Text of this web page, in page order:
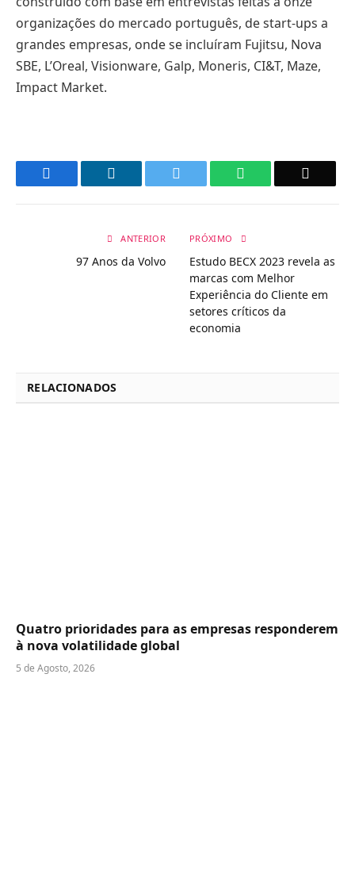
organizações do mercado português, de start-ups a
grandes empresas, onde se incluíram Fujitsu, Nova
SBE, L’Oreal, Visionware, Galp, Moneris, CI&T, Maze,
Impact Market.
WhatsApp
ANTERIOR
97 Anos da Volvo
PRÓXIMO
Estudo BECX 2023 revela as
marcas com Melhor
Experiência do Cliente em
setores críticos da
economia
RELACIONADOS
Quatro prioridades para as empresas responderem
à nova volatilidade global
5 de Agosto, 2026